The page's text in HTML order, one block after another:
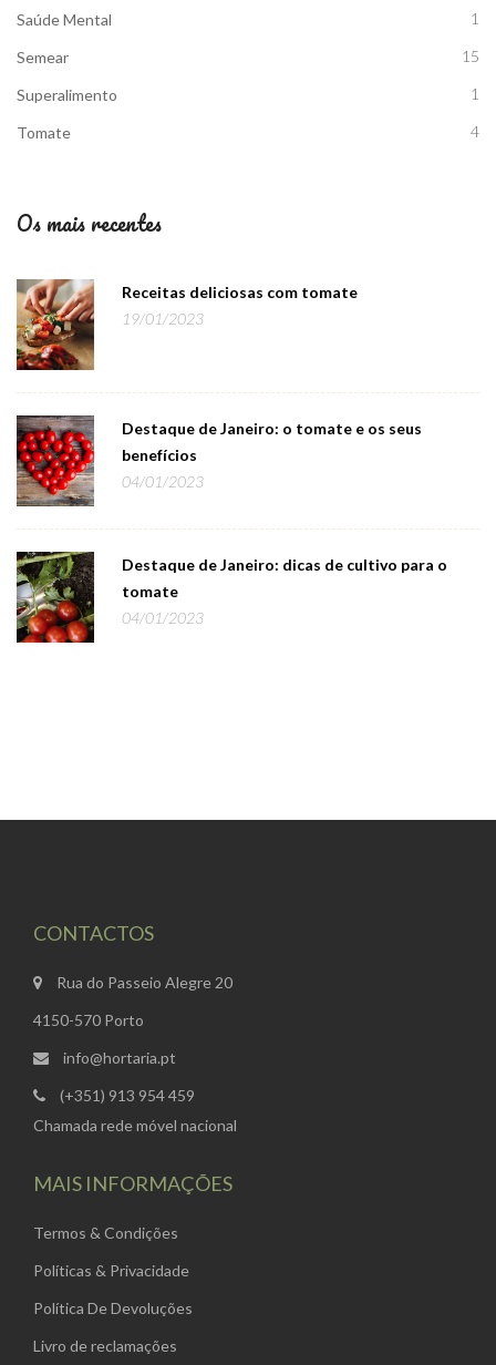
Saúde Mental 1
Semear 15
Superalimento 1
Tomate 4
Os mais recentes
Receitas deliciosas com tomate
19/01/2023
Destaque de Janeiro: o tomate e os seus
benefícios
04/01/2023
Destaque de Janeiro: dicas de cultivo para o
tomate
04/01/2023
CONTACTOS
Rua do Passeio Alegre 20
4150-570 Porto
info@hortaria.pt
(+351) 913 954 459
Chamada rede móvel nacional
MAIS INFORMAÇÕES
Termos & Condições
Políticas & Privacidade
Política De Devoluções
Livro de reclamações